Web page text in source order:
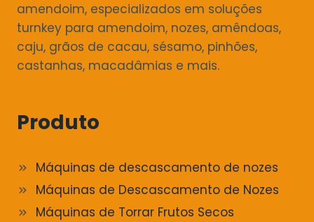
amendoim, especializados em soluções
turnkey para amendoim, nozes, amêndoas,
caju, grãos de cacau, sésamo, pinhões,
castanhas, macadâmias e mais.
Produto
Máquinas de descascamento de nozes
Máquinas de Descascamento de Nozes
Máquinas de Torrar Frutos Secos